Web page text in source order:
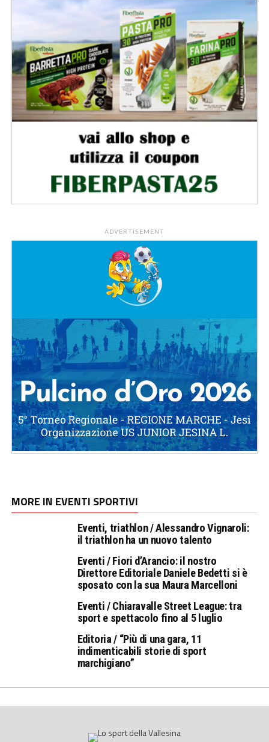
ADVERTISEMENT
MORE IN EVENTI SPORTIVI
Eventi, triathlon / Alessandro Vignaroli:
il triathlon ha un nuovo talento
Eventi / Fiori d’Arancio: il nostro
Direttore Editoriale Daniele Bedetti si è
sposato con la sua Maura Marcelloni
Eventi / Chiaravalle Street League: tra
sport e spettacolo fino al 5 luglio
Editoria / “Più di una gara, 11
indimenticabili storie di sport
marchigiano”